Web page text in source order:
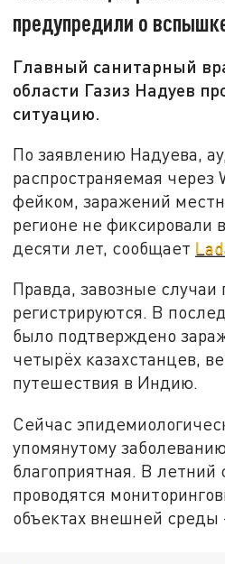
предупредили о
Главный санитарный
области Газиз Надуев
ситуацию.
По заявлению Надуева,
распространяемая через
фейком, заражений
регионе не фиксировали
десяти лет, сообщает
Правда, завозные случаи
регистрируются. В
было подтверждено
четырёх казахстанцев,
путешествия в Индию.
Сейчас
упомянутому
благоприятная. В летний
проводятся
объектах внешней среды